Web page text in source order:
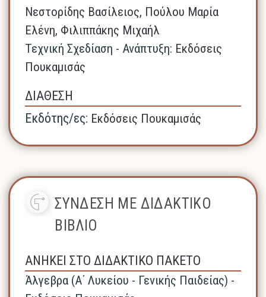
Νεστορίδης Βασίλειος, Πούλου Μαρία
Ελένη, Φιλιππάκης Μιχαήλ
Τεχνική Σχεδίαση - Ανάπτυξη: Εκδόσεις
Πουκαμισάς
ΔΙΑΘΕΣΗ
Εκδότης/ες: Εκδόσεις Πουκαμισάς
ΣΥΝΔΕΣΗ ΜΕ ΔΙΔΑΚΤΙΚΟ
ΒΙΒΛΙΟ
ΑΝΗΚΕΙ ΣΤΟ ΔΙΔΑΚΤΙΚΟ ΠΑΚΕΤΟ
Άλγεβρα (A΄ Λυκείου - Γενικής Παιδείας) -